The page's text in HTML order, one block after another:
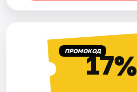
ПРОМОКОД17%